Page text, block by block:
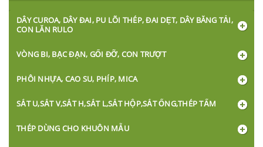
DÂY CUROA, DÂY ĐAI, PU LÕI THÉP, ĐAI DẸT, DÂY BĂNG TẢI,
CON LĂN RULO
VÒNG BI, BẠC ĐẠN, GỐI ĐỠ, CON TRƯỢT
PHÔI NHỰA, CAO SU, PHÍP, MICA
SẮT U,SẮT V,SẮT H,SẮT L,SẮT HỘP,SẮT ỐNG,THÉP TẤM
THÉP DÙNG CHO KHUÔN MẪU